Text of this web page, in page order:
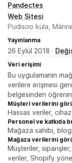
Pandectes
Web Sitesi
Pudisoo küla,
Yayınlanma
26 Eylül 2018 ·
Veri erişimi
Bu uygulamanın
verilere erişmesi
belgesinden
Müşteri verilerini
Hassas veriler,
Personel ve katkıda
Mağaza sahibi,
Mağaza verilerini
Müşteriler,
veriler, Shopify